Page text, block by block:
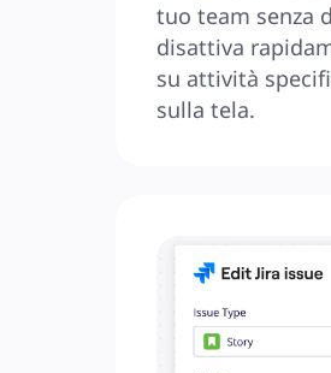
tuo team senza
disattiva
su attività
sulla tela.